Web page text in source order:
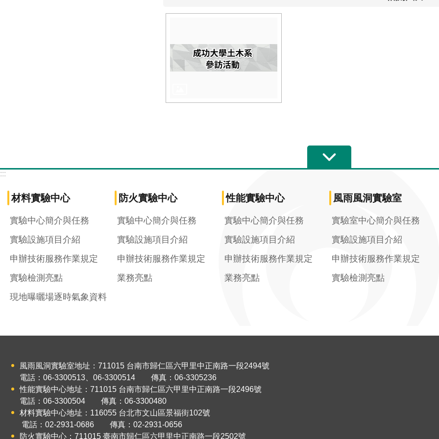
:::
材料實驗中心
實驗中心簡介與任務
實驗設施項目介紹
申辦技術服務作業規定
實驗檢測亮點
現地曝曬場逐時氣象資料
防火實驗中心
實驗中心簡介與任務
實驗設施項目介紹
申辦技術服務作業規定
業務亮點
性能實驗中心
實驗中心簡介與任務
實驗設施項目介紹
申辦技術服務作業規定
業務亮點
風雨風洞實驗室
實驗室中心簡介與任務
實驗設施項目介紹
申辦技術服務作業規定
實驗檢測亮點
風雨風洞實驗室地址：711015 台南市歸仁區六甲里中正南路一段2494號
電話：06-3300513、06-3300514 傳真：06-3305236
性能實驗中心地址：711015 台南市歸仁區六甲里中正南路一段2496號
電話：06-3300504 傳真：06-3300480
材料實驗中心地址：116055 台北市文山區景福街102號
電話：02-2931-0686 傳真：02-2931-0656
防火實驗中心：711015 臺南市歸仁區六甲里中正南路一段2502號